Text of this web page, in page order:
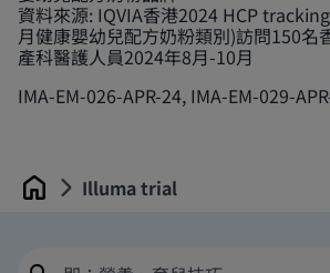
資料來源: IQVIA香港2024 HCP
月健康嬰幼兒配方奶粉類別)訪問150名
產科醫護人員2024年8月-10月
IMA-EM-026-APR-24, IMA-EM-029-
Home Illuma trial